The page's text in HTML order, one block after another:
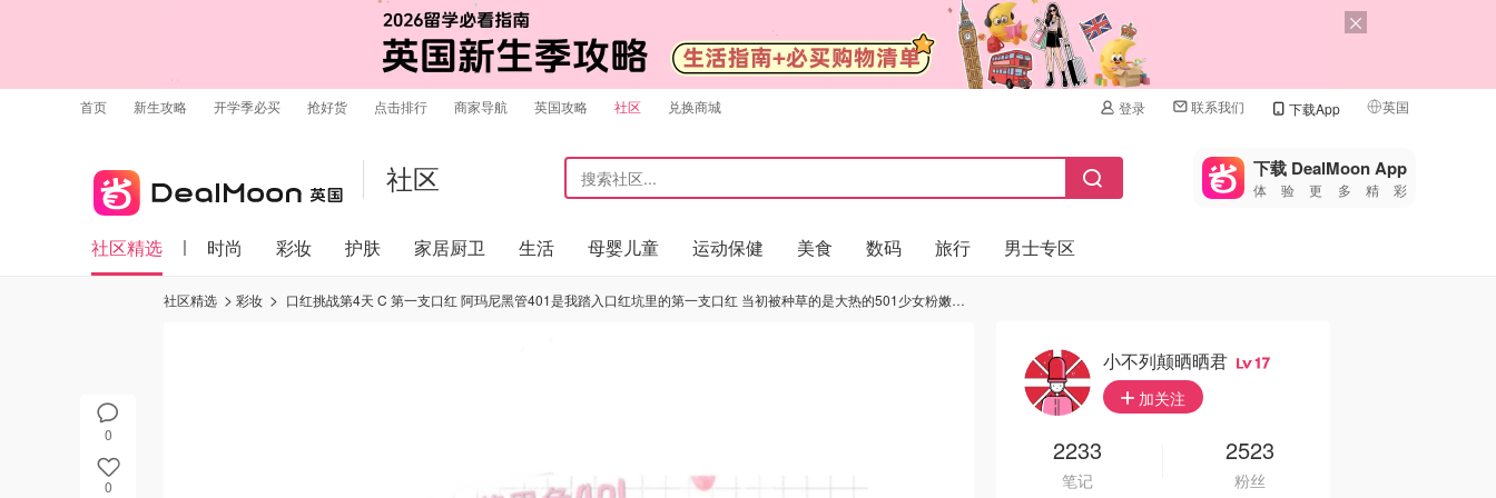
首页 新生攻略 开学季必买 抢好货 点击排行 商家导航 英国攻略 社区 兑换商城 登录 联系我们 下载App 英国
🇺🇸
🇨🇳 中国
🇩🇪
🇮🇹
社区 下载 DealMoon App
体验更多精彩
社区精选 时尚 彩妆 护肤 家居厨卫 生活 母婴儿童 运动保健 美食 数码 旅行 男士专区
0
0
社区精选 彩妆 口红挑战第4天 C 第一支口红 阿玛尼黑管401是我踏入口红坑里的第一支口红 当初被种草的是大热的501少女粉嫩色 去丝芙兰试色的时候发现果然唇色深星人hold不住这么粉嫩粉嫩的颜色 就拿了一支深色调的涂完觉得还不错就买单啦 也算我的
小不列颠晒晒君 17
加关注
2233
笔记
2523
粉丝